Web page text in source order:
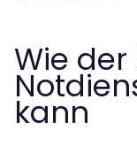
Wie
kann